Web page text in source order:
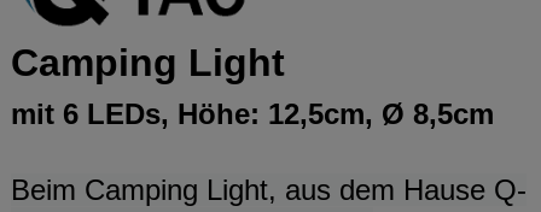
Camping Light
mit 6 LEDs, Höhe: 12,5cm, Ø 8,5cm
Beim Camping Light, aus dem Hause Q-